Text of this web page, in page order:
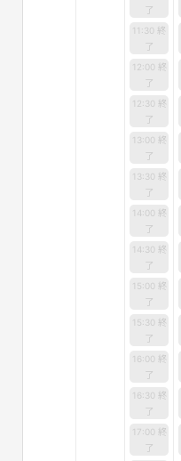
了
11:30 終
了
12:00 終
了
12:30 終
了
13:00 終
了
13:30 終
了
14:00 終
了
14:30 終
了
15:00 終
了
15:30 終
了
16:00 終
了
16:30 終
了
17:00 終
了